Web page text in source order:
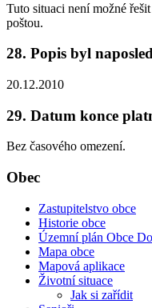
Tuto situaci není možné
poštou.
28. Popis byl
20.12.2010
29. Datum konce
Bez časového omezení.
Obec
Zastupitelstvo obce
Historie obce
Územní plán Obce
Mapa obce
Mapová aplikace
Životní situace
Jak si zařídit